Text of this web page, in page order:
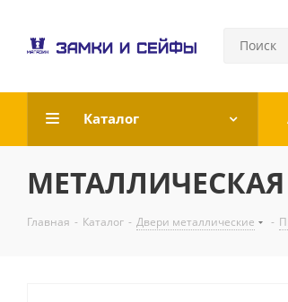
Каталог
МЕТАЛЛИЧЕСКАЯ
Главная - Каталог - Двери металлические -